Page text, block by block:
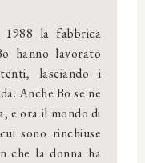
la fabbrica
hanno lavorato
lasciando i
Anche Bo se ne
e ora il mondo di
sono rinchiuse
che la donna ha